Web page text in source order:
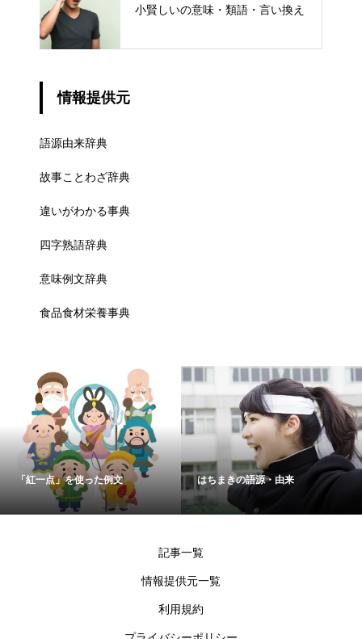
小賢しいの意味・類語・言い換え
情報提供元
語源由来辞典
故事ことわざ辞典
違いがわかる事典
四字熟語辞典
意味例文辞典
食品食材栄養事典
「紅一点」を使った例文 はちまきの語源・由来
記事一覧
情報提供元一覧
利用規約